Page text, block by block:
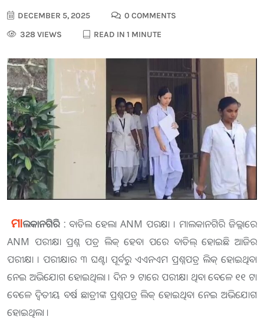
DECEMBER 5, 2025
0 COMMENTS
328 VIEWS
READ IN 1 MINUTE
ମାଲକାନଗିରି : ବାତିଲ ହେଲା ANM ପରକ୍ଷା । ମାଲକାନଗିରି ଜିଲ୍ଲାରେ
ANM ପରୀକ୍ଷା ପ୍ରଶ୍ନ ପତ୍ର ଲିକ୍ ହେବା ପରେ ବାତିଲ୍ ହୋଇଛି ଆଜିର
ପରୀକ୍ଷା । ପରୀକ୍ଷାର ୩ ଘଣ୍ଟା ପୂର୍ବରୁ ଏଏନଏମ ପ୍ରଶ୍ନପତ୍ର ଲିକ୍ ହୋଇଥିବା
ନେଇ ଅଭିଯୋଗ ହୋଇଥିଲା । ଦିନ ୨ ଟାରେ ପରୀକ୍ଷା ଥିବା ବେଳେ ୧୧ ଟା
ବେଳେ ଦ୍ୱିତୀୟ ବର୍ଷ ଛାତ୍ରୀଙ୍କ ପ୍ରଶ୍ନପତ୍ର ଲିକ୍ ହୋଇଥିବା ନେଇ ଅଭିଯୋଗ
ହୋଇଥିଲା ।